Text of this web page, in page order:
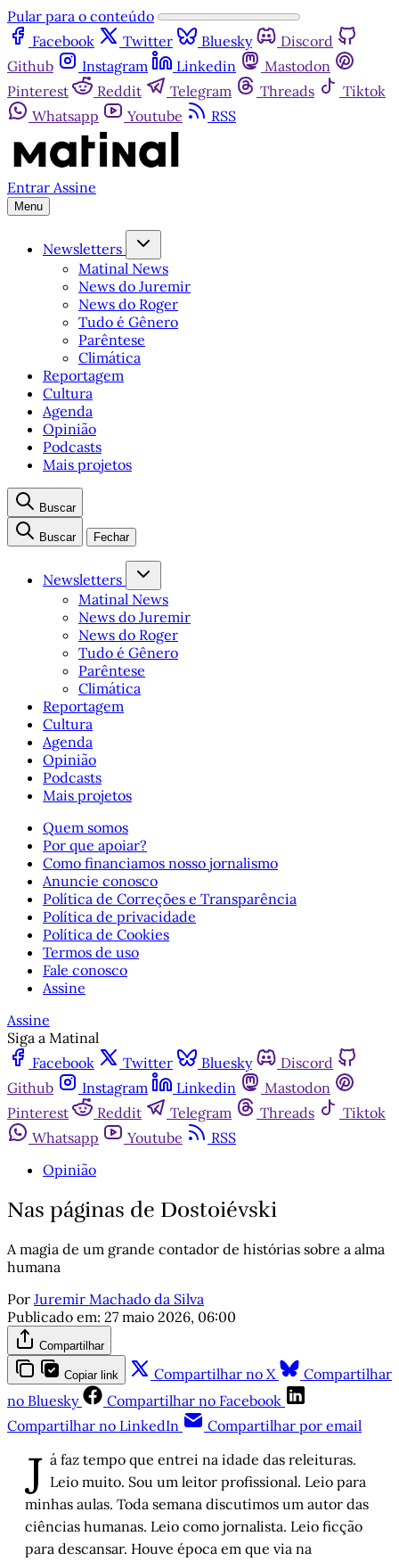
Pular para o conteúdo
Facebook
Twitter Bluesky
Discord
Github
Instagram Linkedin
Mastodon
Pinterest
Reddit Telegram Threads
Tiktok
Whatsapp
Youtube RSS
Entrar Assine
Menu
Newsletters
Matinal News
News do Juremir
News do Roger
Tudo é Gênero
Parêntese
Climática
Reportagem
Cultura
Agenda
Opinião
Podcasts
Mais projetos
Buscar
Buscar Fechar
Newsletters
Matinal News
News do Juremir
News do Roger
Tudo é Gênero
Parêntese
Climática
Reportagem
Cultura
Agenda
Opinião
Podcasts
Mais projetos
Quem somos
Por que apoiar?
Como financiamos nosso jornalismo
Anuncie conosco
Política de Correções e Transparência
Política de privacidade
Política de Cookies
Termos de uso
Fale conosco
Assine
Assine
Siga a Matinal
Facebook
Twitter Bluesky
Discord
Github
Instagram Linkedin
Mastodon
Pinterest
Reddit Telegram Threads
Tiktok
Whatsapp
Youtube
RSS
Opinião
Nas páginas de Dostoiévski
A magia de um grande contador de histórias sobre a alma
humana
Por Juremir Machado da Silva
Publicado em: 27 maio 2026, 06:00
Compartilhar
Copiar link Compartilhar no X
Compartilhar
no Bluesky
Compartilhar no Facebook
Compartilhar no LinkedIn
Compartilhar por email
J á faz tempo que entrei na idade das releituras.
Leio muito. Sou um leitor profissional. Leio para
minhas aulas. Toda semana discutimos um autor das
ciências humanas. Leio como jornalista. Leio ficção
para descansar. Houve época em que via na